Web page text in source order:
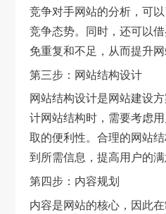
竞争对手网站的分析，可
竞争态势。同时，还可以
免重复和不足，从而提升网
第三步：网站结构设计
网站结构设计是网站建设
计网站结构时，需要考虑
取的便利性。合理的网站
到所需信息，提高用户的满
第四步：内容规划
内容是网站的核心，因此